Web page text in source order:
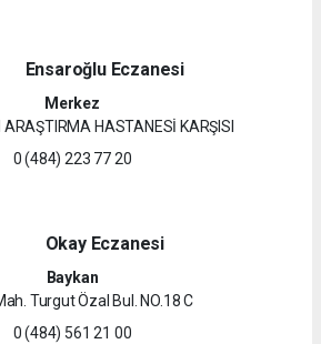
Ensaroğlu Eczanesi
Merkez
HASTANESİ KARŞISI
0 (484) 223 77 20
Okay Eczanesi
Baykan
Turgut Özal Bul. NO.18 C
0 (484) 561 21 00